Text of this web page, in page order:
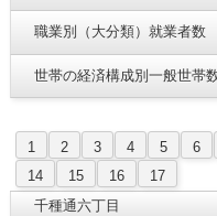
職業別（大分類）就業者数
世帯の経済構成別一般世帯
1 2 3 4 5 6
14
15 16
17
千種通六丁目